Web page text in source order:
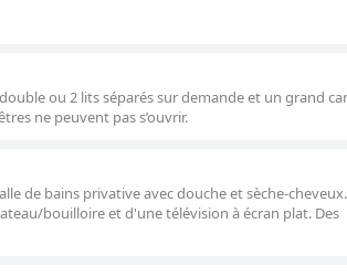
ou 2 lits séparés sur demande et un grand
ne peuvent pas s’ouvrir.
de bains privative avec douche et sèche-cheveux.
bouilloire et d'une télévision à écran plat. Des